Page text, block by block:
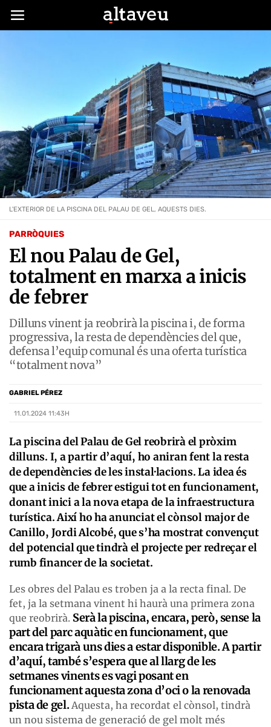
PARRÒQUIES
El nou Palau de Gel,
totalment en marxa a inicis
de febrer
Dilluns vinent ja reobrirà la piscina i, de forma
progressiva, la resta de dependències del que,
defensa l’equip comunal és una oferta turística
“totalment nova”
GABRIEL PÉREZ
11.01.2024 11:43H
L'EXTERIOR DE LA PISCINA DEL PALAU DE GEL, AQUESTS DIES.
La piscina del Palau de Gel reobrirà el pròxim
dilluns. I, a partir d’aquí, ho aniran fent la resta
de dependències de les instal·lacions. La idea és
que a inicis de febrer estigui tot en funcionament,
donant inici a la nova etapa de la infraestructura
turística. Així ho ha anunciat el cònsol major de
Canillo, Jordi Alcobé, que s’ha mostrat convençut
del potencial que tindrà el projecte per redreçar el
rumb financer de la societat.
Les obres del Palau es troben ja a la recta final. De
fet, ja la setmana vinent hi haurà una primera zona
que reobrirà. Serà la piscina, encara, però, sense la
part del parc aquàtic en funcionament, que
encara trigarà uns dies a estar disponible. A partir
d’aquí, també s’espera que al llarg de les
setmanes vinents es vagi posant en
funcionament aquesta zona d’oci o la renovada
pista de gel.Aquesta, ha recordat el cònsol, tindrà
un nou sistema de generació de gel molt més